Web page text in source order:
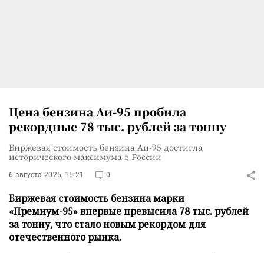
Цена бензина Аи-95 пробила
рекордные 78 тыс. рублей за тонну
Биржевая стоимость бензина Аи-95 достигла
исторического максимума в России
6 августа 2025, 15:21 0
Биржевая стоимость бензина марки
«Премиум-95» впервые превысила 78 тыс. рублей
за тонну, что стало новым рекордом для
отечественного рынка.